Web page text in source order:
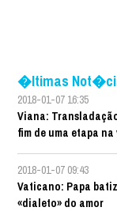
�ltimas
2018-01-07 16:35
Viana:
fim de uma etapa
2018-01-07 09:43
Vaticano: Papa
«dialeto» do amor